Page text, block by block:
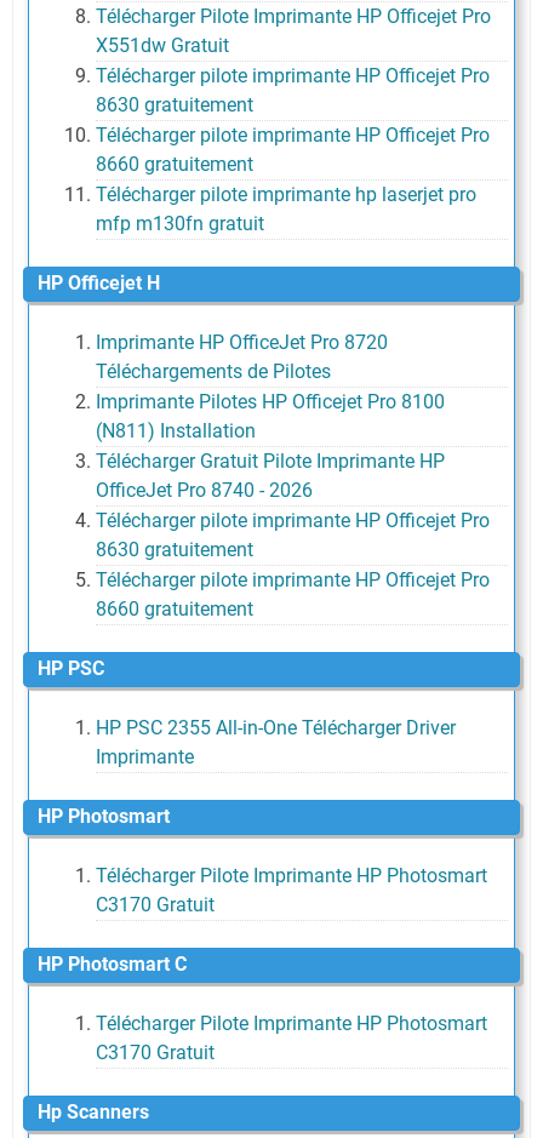
Télécharger Pilote Imprimante HP Officejet Pro
X551dw Gratuit
Télécharger pilote imprimante HP Officejet Pro
8630 gratuitement
Télécharger pilote imprimante HP Officejet Pro
8660 gratuitement
Télécharger pilote imprimante hp laserjet pro
mfp m130fn gratuit
HP Officejet H
Imprimante HP OfficeJet Pro 8720
Téléchargements de Pilotes
Imprimante Pilotes HP Officejet Pro 8100
(N811) Installation
Télécharger Gratuit Pilote Imprimante HP
OfficeJet Pro 8740 - 2026
Télécharger pilote imprimante HP Officejet Pro
8630 gratuitement
Télécharger pilote imprimante HP Officejet Pro
8660 gratuitement
HP PSC
HP PSC 2355 All-in-One Télécharger Driver
Imprimante
HP Photosmart
Télécharger Pilote Imprimante HP Photosmart
C3170 Gratuit
HP Photosmart C
Télécharger Pilote Imprimante HP Photosmart
C3170 Gratuit
Hp Scanners